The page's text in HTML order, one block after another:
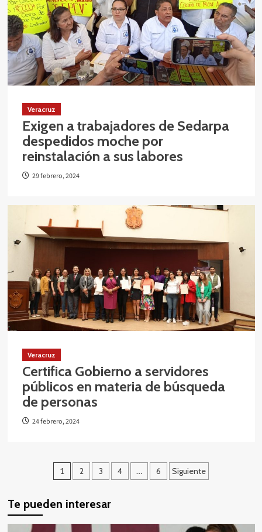
Veracruz
Exigen a trabajadores de Sedarpa
despedidos moche por
reinstalación a sus labores
29 febrero, 2024
Veracruz
Certifica Gobierno a servidores
públicos en materia de búsqueda
de personas
24 febrero, 2024
Paginación
entradas
1 2 3 4 … 6 Siguiente
Te pueden interesar